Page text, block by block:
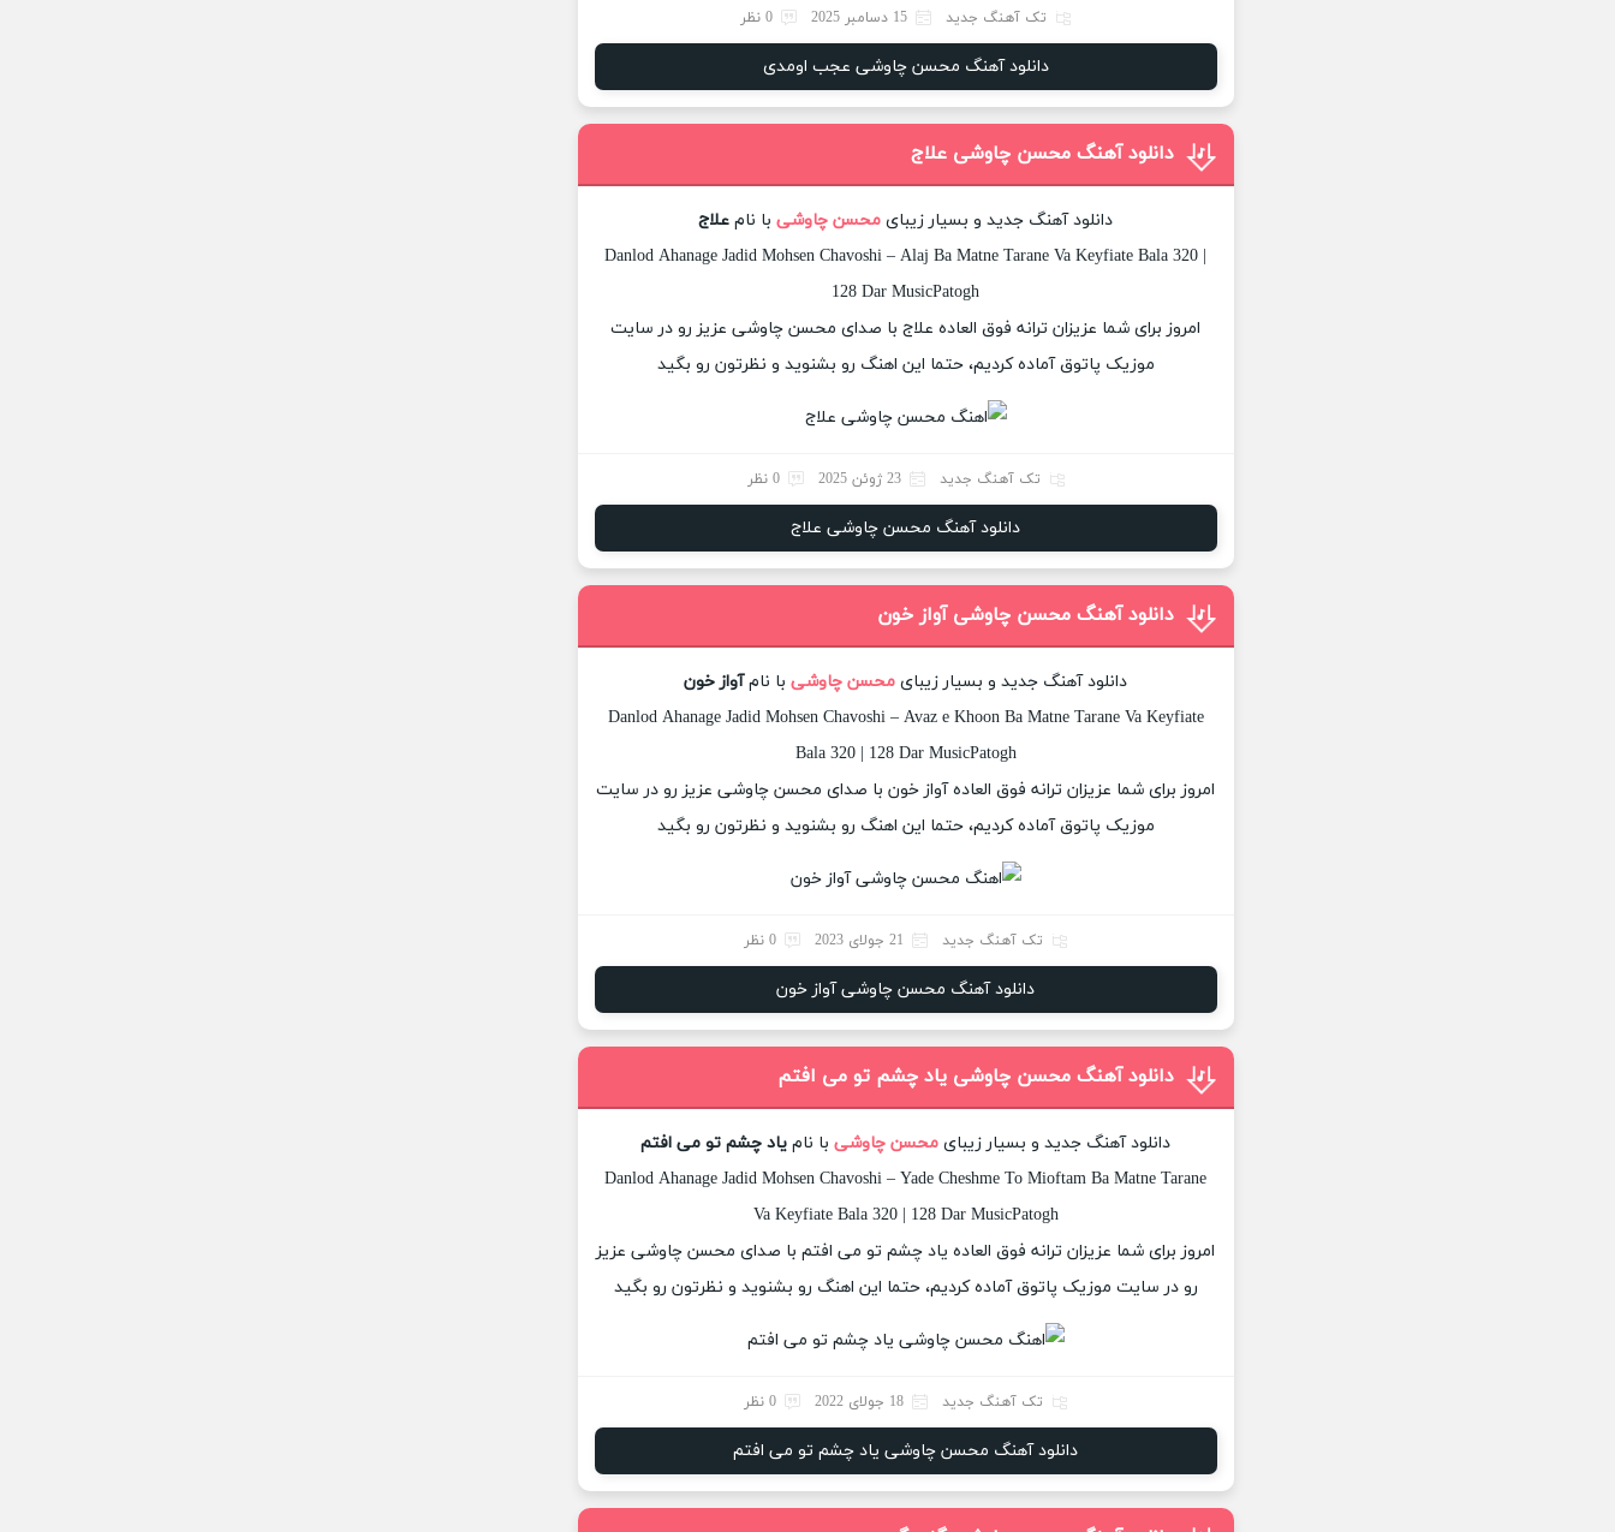
تک آهنگ جدید 15 دسامبر 2025 0 نظر
دانلود آهنگ محسن چاوشی عجب اومدی
دانلود آهنگ محسن چاوشی علاج
دانلود آهنگ جدید و بسیار زیبای محسن چاوشیبا نام علاج
Danlod Ahanage Jadid Mohsen Chavoshi – Alaj Ba Matne Tarane Va Keyfiate Bala 320 |
128 Dar MusicPatogh
امروز برای شما عزیزان ترانه فوق العاده علاج با صدای محسن چاوشی عزیز رو در سایت
موزیک پاتوق آماده کردیم، حتما این اهنگ رو بشنوید و نظرتون رو بگید
تک آهنگ جدید 23 ژوئن 2025 0 نظر
دانلود آهنگ محسن چاوشی علاج
دانلود آهنگ محسن چاوشی آواز خون
دانلود آهنگ جدید و بسیار زیبای محسن چاوشیبا نامآواز خون
Danlod Ahanage Jadid Mohsen Chavoshi – Avaz e Khoon Ba Matne Tarane Va Keyfiate
Bala 320 | 128 Dar MusicPatogh
امروز برای شما عزیزان ترانه فوق العاده آواز خون با صدای محسن چاوشی عزیز رو در سایت
موزیک پاتوق آماده کردیم، حتما این اهنگ رو بشنوید و نظرتون رو بگید
تک آهنگ جدید 21 جولای 2023 0 نظر
دانلود آهنگ محسن چاوشی آواز خون
دانلود آهنگ محسن چاوشی یاد چشم تو می افتم
دانلود آهنگ جدید و بسیار زیبای محسن چاوشیبا نام یاد چشم تو می افتم
Danlod Ahanage Jadid Mohsen Chavoshi – Yade Cheshme To Mioftam Ba Matne Tarane
Va Keyfiate Bala 320 | 128 Dar MusicPatogh
امروز برای شما عزیزان ترانه فوق العاده یاد چشم تو می افتم با صدای محسن چاوشی عزیز
رو در سایت موزیک پاتوق آماده کردیم، حتما این اهنگ رو بشنوید و نظرتون رو بگید
تک آهنگ جدید 18 جولای 2022 0 نظر
دانلود آهنگ محسن چاوشی یاد چشم تو می افتم